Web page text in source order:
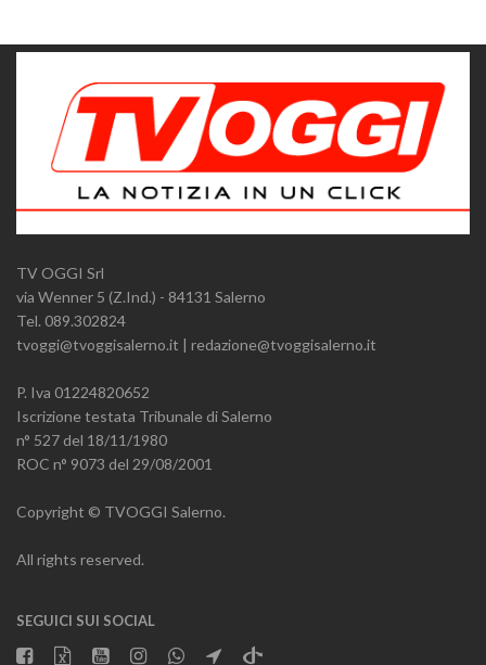
TV OGGI Srl
via Wenner 5 (Z.Ind.) - 84131 Salerno
Tel. 089.302824
tvoggi@tvoggisalerno.it | redazione@tvoggisalerno.it
P. Iva 01224820652
Iscrizione testata Tribunale di Salerno
n° 527 del 18/11/1980
ROC n° 9073 del 29/08/2001
Copyright © TVOGGI Salerno.
All rights reserved.
SEGUICI SUI SOCIAL